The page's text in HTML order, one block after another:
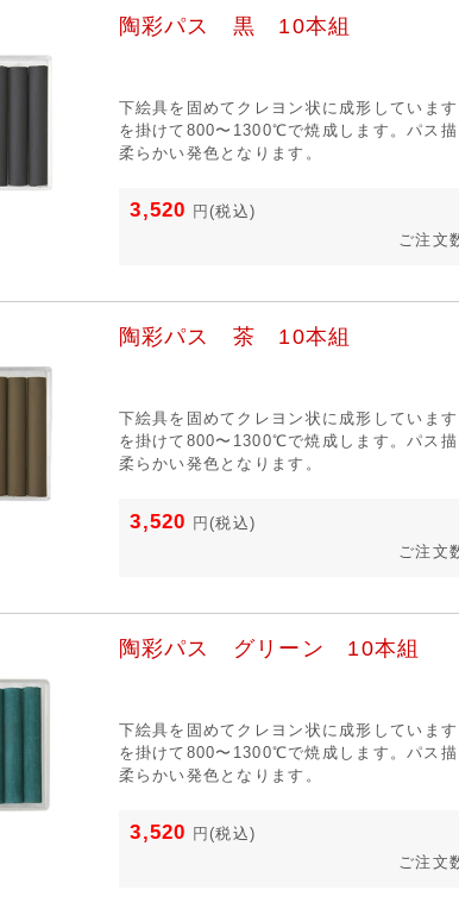
陶彩パス 黒 10本組
下絵具を固めてクレヨン状に成形していま
を掛けて800〜1300℃で焼成します。パス描
柔らかい発色となります。
3,520 円(税込)
ご注文
陶彩パス 茶 10本組
下絵具を固めてクレヨン状に成形していま
を掛けて800〜1300℃で焼成します。パス描
柔らかい発色となります。
3,520 円(税込)
ご注文
陶彩パス グリーン 10本組
下絵具を固めてクレヨン状に成形していま
を掛けて800〜1300℃で焼成します。パス描
柔らかい発色となります。
3,520 円(税込)
ご注文